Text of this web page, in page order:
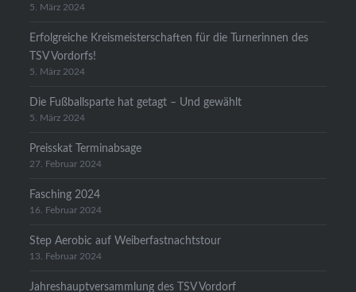
5. März 2024
Erfolgreiche Kreismeisterschaften für die Turnerinnen des
TSV Vordorfs!
5. März 2024
Die Fußballsparte hat getagt – Und gewählt
5. März 2024
Preisskat Terminabsage
27. Februar 2024
Fasching 2024
16. Februar 2024
Step Aerobic auf Weiberfastnachtstour
13. Februar 2024
Jahreshauptversammlung des TSV Vordorf